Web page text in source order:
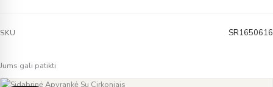
SKU SR1650616
Jums gali patikti